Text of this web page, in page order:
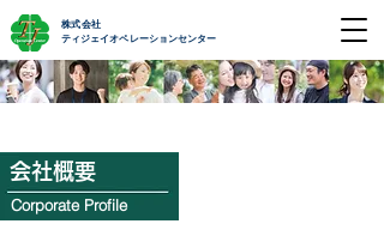
株式会社
ティジェイオペレーションセンター
会社概要
Corporate Profile